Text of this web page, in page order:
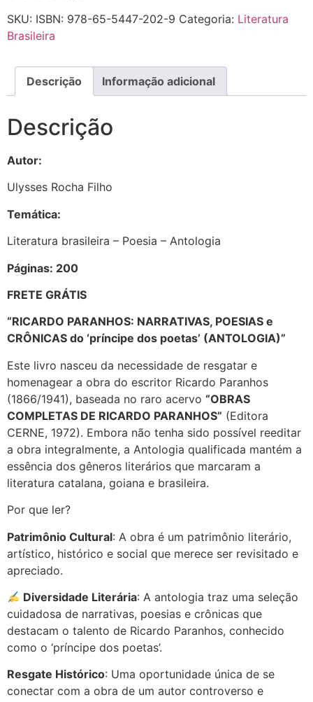
SKU: ISBN: 978-65-5447-202-9 Categoria: Literatura
Brasileira
Descrição Informação adicional
Descrição
Autor:
Ulysses Rocha Filho
Temática:
Literatura brasileira – Poesia – Antologia
Páginas: 200
FRETE GRÁTIS
“RICARDO PARANHOS: NARRATIVAS, POESIAS e
CRÔNICAS do ‘príncipe dos poetas’ (ANTOLOGIA)”
Este livro nasceu da necessidade de resgatar e
homenagear a obra do escritor Ricardo Paranhos
(1866/1941), baseada no raro acervo “OBRAS
COMPLETAS DE RICARDO PARANHOS” (Editora
CERNE, 1972). Embora não tenha sido possível reeditar
a obra integralmente, a Antologia qualificada mantém a
essência dos gêneros literários que marcaram a
literatura catalana, goiana e brasileira.
Por que ler?
Patrimônio Cultural: A obra é um patrimônio literário,
artístico, histórico e social que merece ser revisitado e
apreciado.
Diversidade Literária: A antologia traz uma seleção
cuidadosa de narrativas, poesias e crônicas que
destacam o talento de Ricardo Paranhos, conhecido
como o ‘príncipe dos poetas’.
Resgate Histórico: Uma oportunidade única de se
conectar com a obra de um autor controverso e